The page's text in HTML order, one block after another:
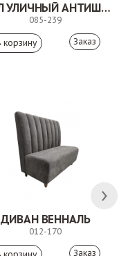
СТУЛ УЛИЧНЫЙ АНТИШОН
085-239
Заказ
ДИВАН ВЕННАЛЬ
012-170
Заказ